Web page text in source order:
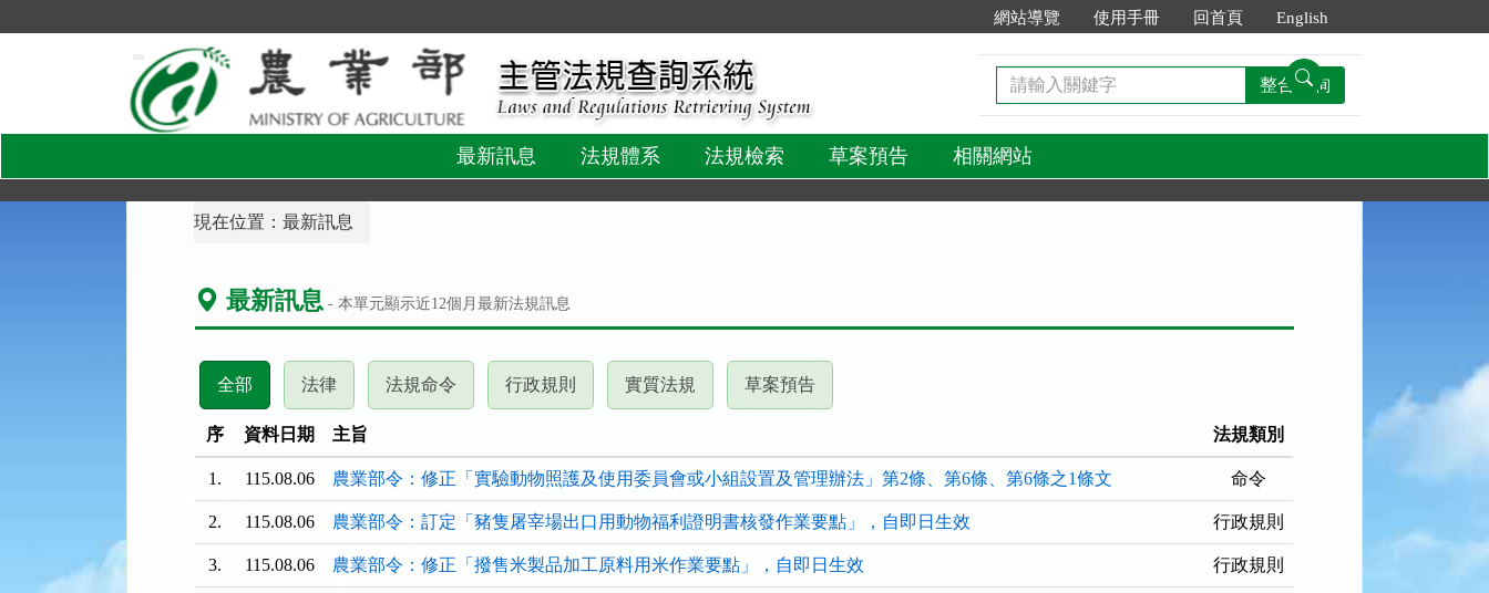
到
區
網站導覽 使用手冊 回首頁 English
請
輸
關
鍵
字
整合查詢
最新訊息 法規體系 法規檢索 草案預告 相關網站
現在位置：最新訊息
最新訊息 - 本單元顯示近12個月最新法規訊息
全部
按
下
ENTER
查
看
清
法律(請
按
下
ENTER
查
看
清
單)
法規命令
按
ENTER
查
看
單)
行政規則
按
ENTER
查
看
清
單)
實質法規
按
ENTER
查
看
清
單)
草案預告(請
按
ENTER
查
看
清
單)
序 資料日期 主旨 法規類別
1. 115.08.06 農業部令：修正「實驗動物照護及使用委員會或小組設置及管理辦法」第2條、第6條、第6條之1條文 命令
2. 115.08.06 農業部令：訂定「豬隻屠宰場出口用動物福利證明書核發作業要點」，自即日生效 行政規則
3. 115.08.06 農業部令：修正「撥售米製品加工原料用米作業要點」，自即日生效 行政規則